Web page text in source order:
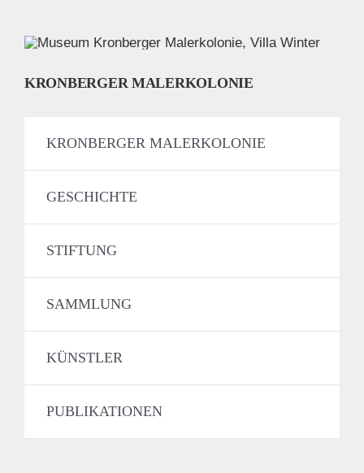
KRONBERGER MALERKOLONIE
KRONBERGER MALERKOLONIE
GESCHICHTE
STIFTUNG
SAMMLUNG
KÜNSTLER
PUBLIKATIONEN